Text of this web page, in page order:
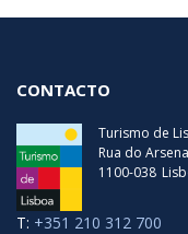
CONTACTO
Turismo de
Rua do
1100-038
T: +351 210 312 700